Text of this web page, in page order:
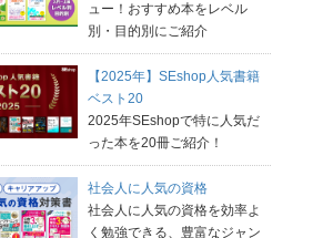
ュー！おすすめ本をレベル
別・目的別にご紹介
【2025年】SEshop人気書籍
ベスト20
2025年SEshopで特に人気だ
った本を20冊ご紹介！
社会人に人気の資格
社会人に人気の資格を効率よ
く勉強できる、豊富なジャン